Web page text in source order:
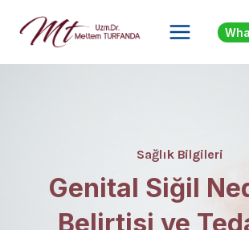
Sağlık Bilgileri
Genital Siğil
Belirtisi ve